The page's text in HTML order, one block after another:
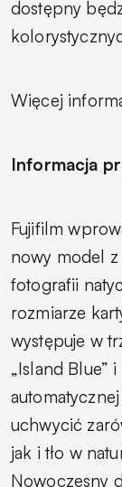
dostępny
Więcej
Informacja
Fujifilm
nowy model z
fotografii
rozmiarze
występuje w
„Island Blue”
uchwycić
jak i tło w
Nowoczesny